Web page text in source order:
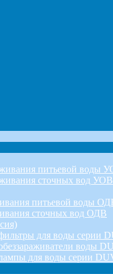
питьевой воды
сточных вод УОВ
питьевой воды
сточных вод ОДВ
для воды серии
воды
для воды серии